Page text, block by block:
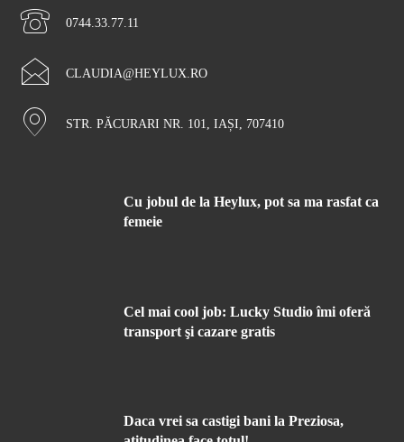
0744.33.77.11
CLAUDIA@HEYLUX.RO
STR. PĂCURARI NR. 101, IAȘI, 707410
Cu jobul de la Heylux, pot sa ma rasfat ca
femeie
Cel mai cool job: Lucky Studio îmi oferă
transport şi cazare gratis
Daca vrei sa castigi bani la Preziosa,